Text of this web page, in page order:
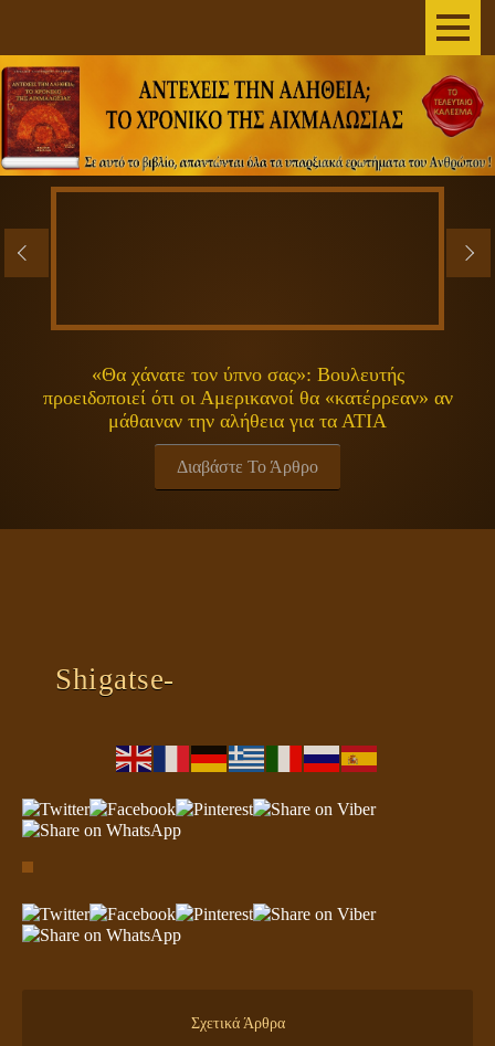
«Θα χάνατε τον ύπνο σας»: Βουλευτής
προειδοποιεί ότι οι Αμερικανοί θα «κατέρρεαν» αν
μάθαιναν την αλήθεια για τα ΑΤΙΑ
Διαβάστε Το Άρθρο
AΡΧΙΚΗ
ΣΥΓΓΡΑΦΕΑΣ
ΠΝΕΥΜΑΤΙΚΟΤΗΤΑ
ΕΚΠΟΜΠΕΣ
ΓΕΝΙΚΑ
ΚΛΕΙΔΙΑ
Shigatse-
Σχετικά Άρθρα